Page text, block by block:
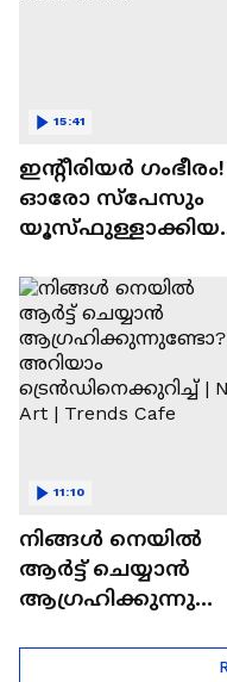
ഇന്റീരിയർ ഗംഭീരം!
ഓരോ സ്‌പേസും
യൂസ്ഫുള്ളാക്കിയ
15:41
നിങ്ങൾ നെയിൽ
ആർട്ട് ചെയ്യാൻ
11:10